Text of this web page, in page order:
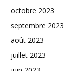
octobre 2023
septembre 2023
août 2023
juillet 2023